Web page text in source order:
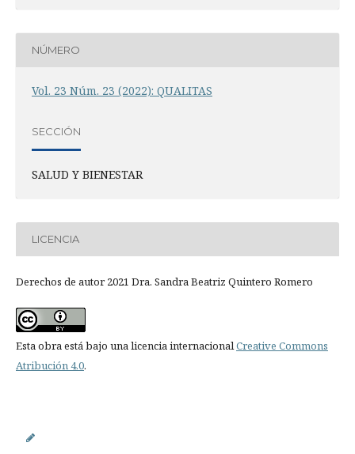
NÚMERO
Vol. 23 Núm. 23 (2022): QUALITAS
SECCIÓN
SALUD Y BIENESTAR
LICENCIA
Derechos de autor 2021 Dra. Sandra Beatriz Quintero Romero
Esta obra está bajo una licencia internacionalCreative Commons
Atribución 4.0.